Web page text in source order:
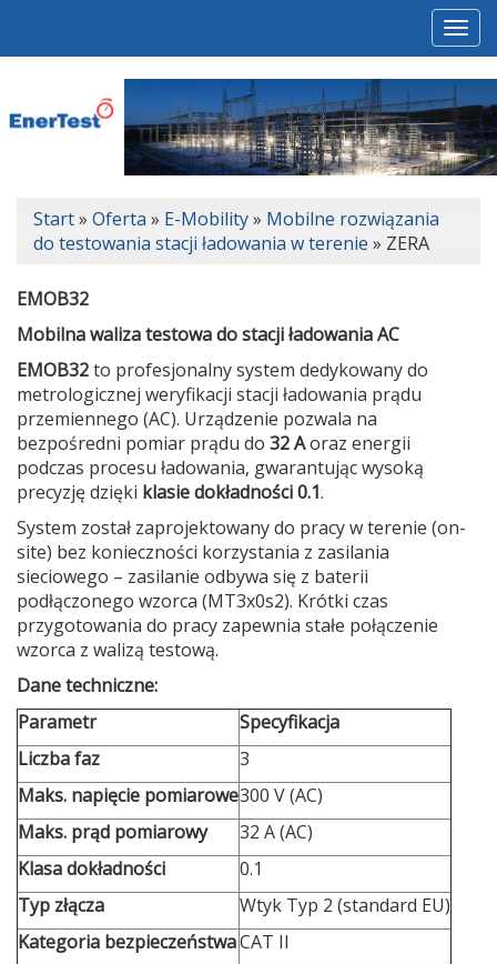
Start» Oferta » E-Mobility» Mobilne rozwiązania
do testowania stacji ładowania w terenie » ZERA
EMOB32
Mobilna waliza testowa do stacji ładowania AC
EMOB32to profesjonalny system dedykowany do
metrologicznej weryfikacji stacji ładowania prądu
przemiennego (AC). Urządzenie pozwala na
bezpośredni pomiar prądu do 32 Aoraz energii
podczas procesu ładowania, gwarantując wysoką
precyzję dzięki klasie dokładności 0.1.
System został zaprojektowany do pracy w terenie (on-
site) bez konieczności korzystania z zasilania
sieciowego – zasilanie odbywa się z baterii
podłączonego wzorca (MT3x0s2). Krótki czas
przygotowania do pracy zapewnia stałe połączenie
wzorca z walizą testową.
Dane techniczne:
Parametr
Specyfikacja
Liczba faz
3
Maks. napięcie pomiarowe300 V (AC)
Maks. prąd pomiarowy
32 A (AC)
Klasa dokładności
0.1
Typ złącza
Wtyk Typ 2 (standard EU)
Kategoria bezpieczeństwaCAT II